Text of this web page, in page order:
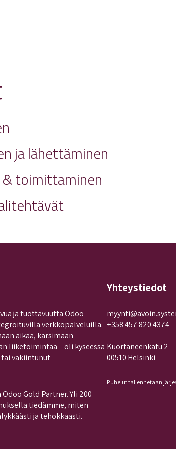
ja lähettäminen
& toimittaminen
ja tuottavuutta Odoo-
verkkopalveluilla.
aikaa, karsimaan
liiketoimintaa – oli kyseessä
tai vakiintunut
Gold Partner. Yli 200
tiedämme, miten
ja tehokkaasti.
Yhteystiedot
+358 457 820 4374
Kuortaneenkatu 2
00510 Helsinki
Puhelut tallennetaan